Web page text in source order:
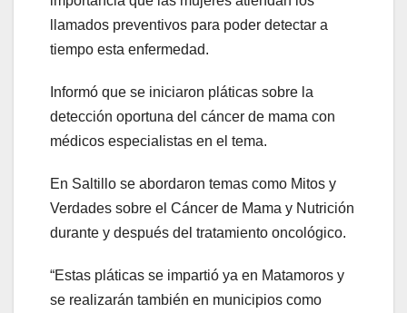
llamados preventivos para poder detectar a
tiempo esta enfermedad.
Informó que se iniciaron pláticas sobre la
detección oportuna del cáncer de mama con
médicos especialistas en el tema.
En Saltillo se abordaron temas como Mitos y
Verdades sobre el Cáncer de Mama y Nutrición
durante y después del tratamiento oncológico.
“Estas pláticas se impartió ya en Matamoros y
se realizarán también en municipios como